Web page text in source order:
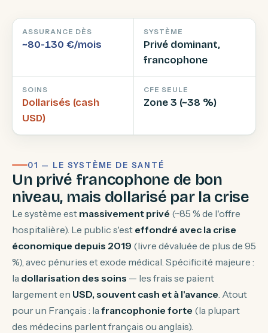
ASSURANCE DÈS
~80-130 €/mois
SYSTÈME
Privé dominant,
francophone
SOINS
Dollarisés (cash
USD)
CFE SEULE
Zone 3 (~38 %)
01 — LE SYSTÈME DE SANTÉ
Un privé francophone de bon
niveau, mais dollarisé par la crise
Le système est massivement privé (~85 % de l'offre
hospitalière). Le public s'est effondré avec la crise
économique depuis 2019 (livre dévaluée de plus de 95
%), avec pénuries et exode médical. Spécificité majeure :
la dollarisation des soins — les frais se paient
largement en USD, souvent cash et à l'avance. Atout
pour un Français : lafrancophonie forte (la plupart
des médecins parlent français ou anglais).